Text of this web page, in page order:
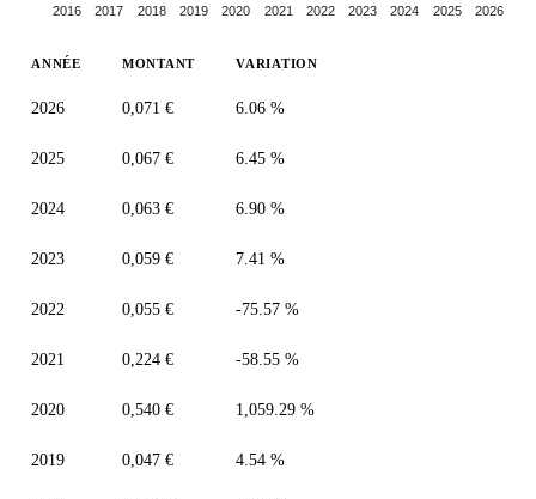
2016 2017 2018 2019 2020 2021 2022 2023 2024 2025 2026
ANNÉE MONTANT VARIATION
2026 0,071 € 6.06 %
2025 0,067 € 6.45 %
2024 0,063 € 6.90 %
2023 0,059 € 7.41 %
2022 0,055 € -75.57 %
2021 0,224 € -58.55 %
2020 0,540 € 1,059.29 %
2019 0,047 € 4.54 %